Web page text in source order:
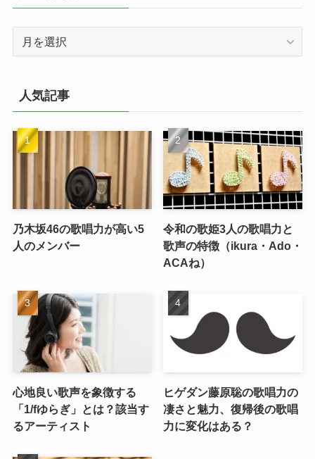
ブ
人気記事
乃木坂46の歌唱力が高い5
人のメンバー
令和の歌姫3人の歌唱力と
歌声の特徴（ikura・Ado・
ACAね）
心地良い歌声を象徴する
「1/fゆらぎ」とは？該当す
るアーティスト
ヒゲダン藤原聡の歌唱力の
凄さと魅力、復帰後の歌唱
力に変化はある？